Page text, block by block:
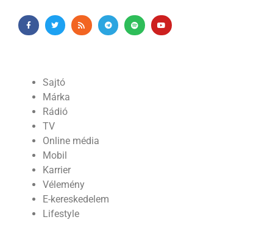
Sajtó
Márka
Rádió
TV
Online média
Mobil
Karrier
Vélemény
E-kereskedelem
Lifestyle